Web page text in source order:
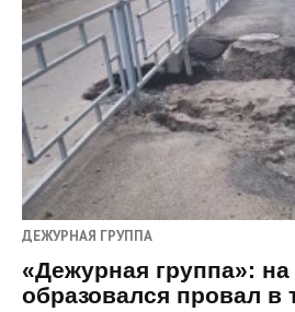
ДЕЖУРНАЯ ГРУППА
«Дежурная группа»:
образовался провал в